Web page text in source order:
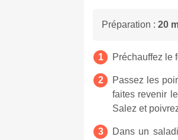
Préparation : 20
Préchauffez le
Passez les
faites revenir
Salez et
Dans un